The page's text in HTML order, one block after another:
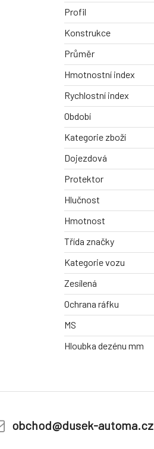
Profil
Konstrukce
Průměr
Hmotnostní index
Rychlostní index
Období
Kategorie zboží
Dojezdová
Protektor
Hlučnost
Hmotnost
Třída značky
Kategorie vozu
Zesílená
Ochrana ráfku
MS
Hloubka dezénu mm
obchod@dusek-automa.cz